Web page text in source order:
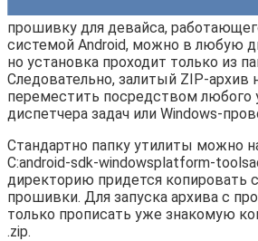
прошивку для девайса,
системой Android, можно в любую
но установка проходит только из
Следовательно, залитый ZIP-архив
переместить посредством любого
диспетчера задач или Windows-
Стандартно папку утилиты можно
C:android-sdk-windowsplatform-
директорию придется копировать
прошивки. Для запуска архива с
только прописать уже знакомую
.zip.